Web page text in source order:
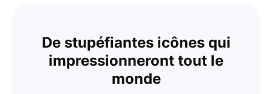
De stupéfiantes icônes qui
impressionneront tout le
monde